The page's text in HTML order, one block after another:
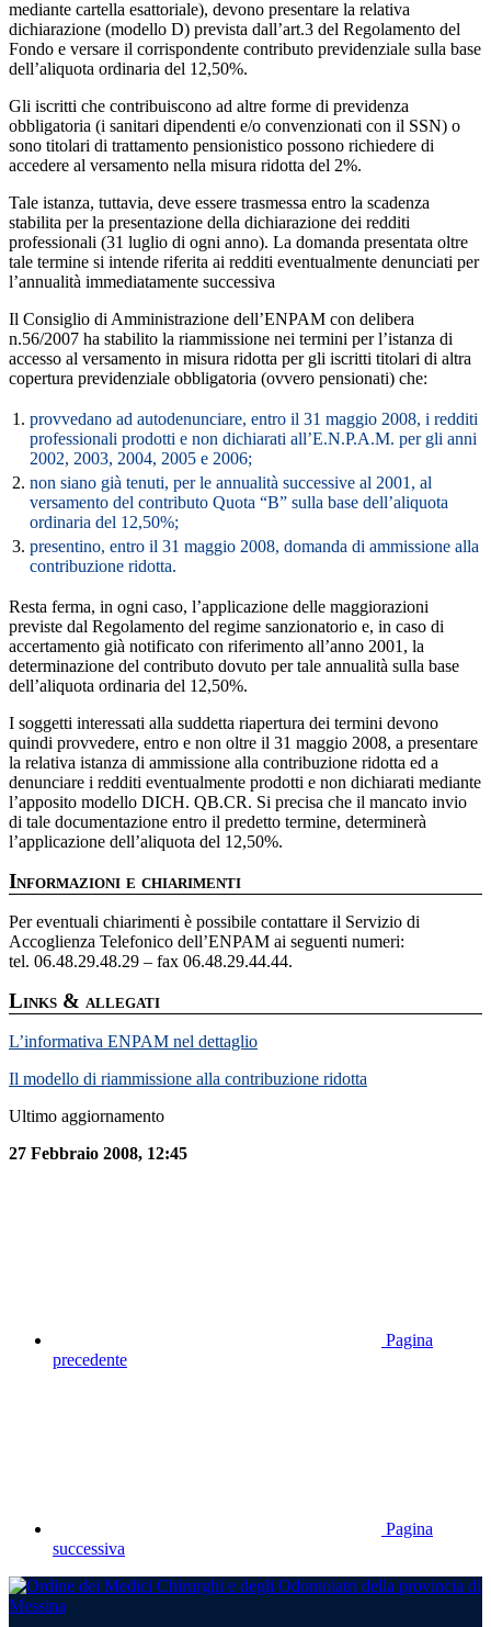
mediante cartella esattoriale), devono presentare la relativa
dichiarazione (modello D) prevista dall’art.3 del Regolamento del
Fondo e versare il corrispondente contributo previdenziale sulla base
dell’aliquota ordinaria del 12,50%.
Gli iscritti che contribuiscono ad altre forme di previdenza
obbligatoria (i sanitari dipendenti e/o convenzionati con il SSN) o
sono titolari di trattamento pensionistico possono richiedere di
accedere al versamento nella misura ridotta del 2%.
Tale istanza, tuttavia, deve essere trasmessa entro la scadenza
stabilita per la presentazione della dichiarazione dei redditi
professionali (31 luglio di ogni anno). La domanda presentata oltre
tale termine si intende riferita ai redditi eventualmente denunciati per
l’annualità immediatamente successiva
Il Consiglio di Amministrazione dell’ENPAM con delibera
n.56/2007 ha stabilito la riammissione nei termini per l’istanza di
accesso al versamento in misura ridotta per gli iscritti titolari di altra
copertura previdenziale obbligatoria (ovvero pensionati) che:
1. provvedano ad autodenunciare, entro il 31 maggio 2008, i redditi
professionali prodotti e non dichiarati all’E.N.P.A.M. per gli anni
2002, 2003, 2004, 2005 e 2006;
2. non siano già tenuti, per le annualità successive al 2001, al
versamento del contributo Quota “B” sulla base dell’aliquota
ordinaria del 12,50%;
3. presentino, entro il 31 maggio 2008, domanda di ammissione alla
contribuzione ridotta.
Resta ferma, in ogni caso, l’applicazione delle maggiorazioni
previste dal Regolamento del regime sanzionatorio e, in caso di
accertamento già notificato con riferimento all’anno 2001, la
determinazione del contributo dovuto per tale annualità sulla base
dell’aliquota ordinaria del 12,50%.
I soggetti interessati alla suddetta riapertura dei termini devono
quindi provvedere, entro e non oltre il 31 maggio 2008, a presentare
la relativa istanza di ammissione alla contribuzione ridotta ed a
denunciare i redditi eventualmente prodotti e non dichiarati mediante
l’apposito modello DICH. QB.CR. Si precisa che il mancato invio
di tale documentazione entro il predetto termine, determinerà
l’applicazione dell’aliquota del 12,50%.
Informazioni e chiarimenti
Per eventuali chiarimenti è possibile contattare il Servizio di
Accoglienza Telefonico dell’ENPAM ai seguenti numeri:
tel. 06.48.29.48.29 – fax 06.48.29.44.44.
Links & allegati
L’informativa ENPAM nel dettaglio
Il modello di riammissione alla contribuzione ridotta
Ultimo aggiornamento
27 Febbraio 2008, 12:45
Pagina
precedente
Pagina
successiva